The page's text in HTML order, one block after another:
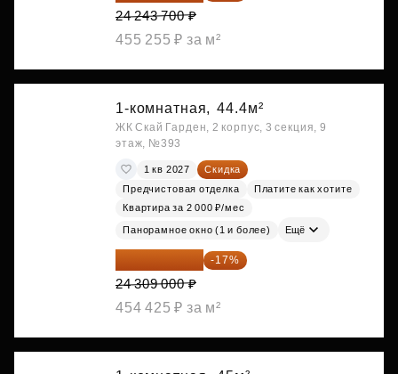
24 243 700 ₽
455 255 ₽ за м²
1-комнатная, 44.4м²
ЖК Скай Гарден, 2 корпус, 3 секция, 9
этаж, №393
1 кв 2027
Скидка
Предчистовая отделка
Платите как хотите
Квартира за 2 000 ₽/мес
Панорамное окно (1 и более) Ещё
20 176 470 ₽ -17%
24 309 000 ₽
454 425 ₽ за м²